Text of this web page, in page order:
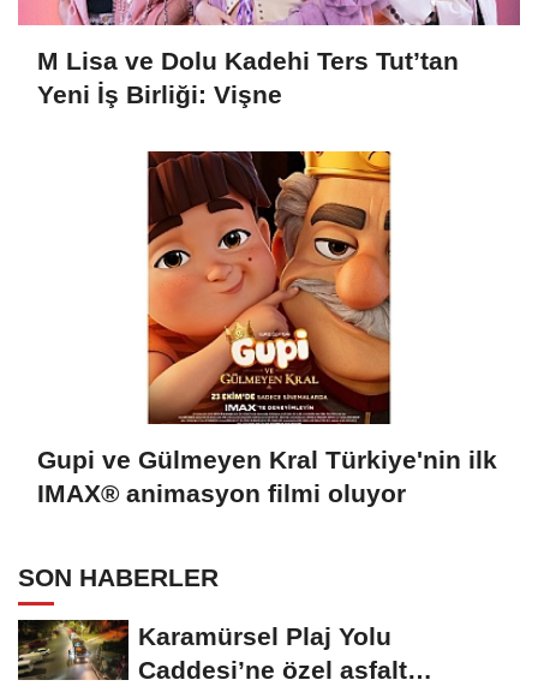
M Lisa ve Dolu Kadehi Ters Tut’tan
Yeni İş Birliği: Vişne
Gupi ve Gülmeyen Kral Türkiye'nin ilk
IMAX® animasyon filmi oluyor
SON HABERLER
Karamürsel Plaj Yolu
Caddesi’ne özel asfalt